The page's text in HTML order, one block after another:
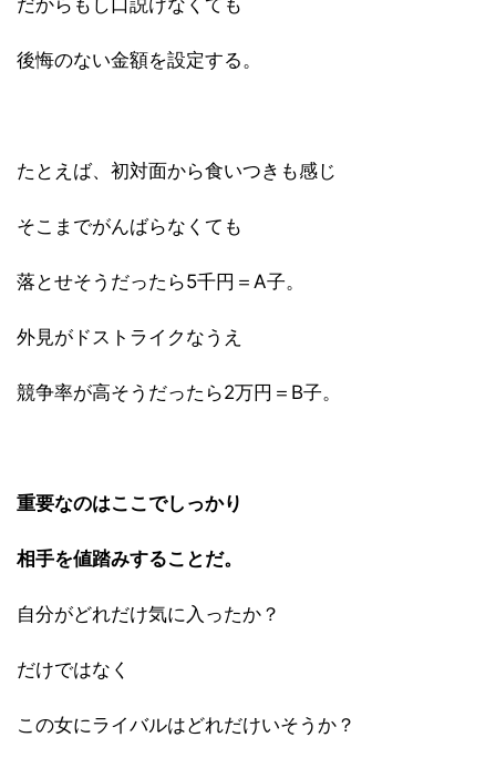
だからもし口説けなくても
後悔のない金額を設定する。
たとえば、初対面から食いつきも感じ
そこまでがんばらなくても
落とせそうだったら5千円＝A子。
外見がドストライクなうえ
競争率が高そうだったら2万円＝B子。
重要なのはここでしっかり
相手を値踏みすることだ。
自分がどれだけ気に入ったか？
だけではなく
この女にライバルはどれだけいそうか？